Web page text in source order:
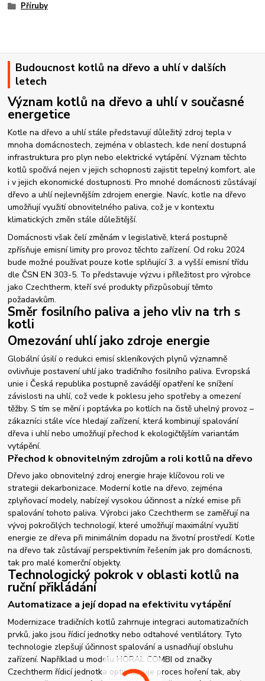
Příruby
Budoucnost kotlů na dřevo a uhlí v dalších
letech
Význam kotlů na dřevo a uhlí v současné
energetice
Kotle na dřevo a uhlí stále představují důležitý zdroj tepla v
mnoha domácnostech, zejména v oblastech, kde není dostupná
infrastruktura pro plyn nebo elektrické vytápění. Význam těchto
kotlů spočívá nejen v jejich schopnosti zajistit tepelný komfort, ale
i v jejich ekonomické dostupnosti. Pro mnohé domácnosti zůstávají
dřevo a uhlí nejlevnějším zdrojem energie. Navíc, kotle na dřevo
umožňují využití obnovitelného paliva, což je v kontextu
klimatických změn stále důležitější.
Domácnosti však čelí změnám v legislativě, která postupně
zpřísňuje emisní limity pro provoz těchto zařízení. Od roku 2024
bude možné používat pouze kotle splňující 3. a vyšší emisní třídu
dle ČSN EN 303-5. To představuje výzvu i příležitost pro výrobce
jako Czechtherm, kteří své produkty přizpůsobují těmto
požadavkům.
Směr fosilního paliva a jeho vliv na trh s
kotli
Omezování uhlí jako zdroje energie
Globální úsilí o redukci emisí skleníkových plynů významně
ovlivňuje postavení uhlí jako tradičního fosilního paliva. Evropská
unie i Česká republika postupně zavádějí opatření ke snížení
závislosti na uhlí, což vede k poklesu jeho spotřeby a omezení
těžby. S tím se mění i poptávka po kotlích na čistě uhelný provoz –
zákazníci stále více hledají zařízení, která kombinují spalování
dřeva i uhlí nebo umožňují přechod k ekologičtějším variantám
vytápění.
Přechod k obnovitelným zdrojům a roli kotlů na dřevo
Dřevo jako obnovitelný zdroj energie hraje klíčovou roli ve
strategii dekarbonizace. Moderní kotle na dřevo, zejména
zplyňovací modely, nabízejí vysokou účinnost a nízké emise při
spalování tohoto paliva. Výrobci jako Czechtherm se zaměřují na
vývoj pokročilých technologií, které umožňují maximální využití
energie ze dřeva při minimálním dopadu na životní prostředí. Kotle
na dřevo tak zůstávají perspektivním řešením jak pro domácnosti,
tak pro malé komerční objekty.
Technologický pokrok v oblasti kotlů na
ruční přikládání
Automatizace a její dopad na efektivitu vytápění
Modernizace tradičních kotlů zahrnuje integraci automatizačních
prvků, jako jsou řídicí jednotky nebo odtahové ventilátory. Tyto
technologie zlepšují účinnost spalování a usnadňují obsluhu
zařízení. Například u modelu HORAL COMBI od značky
Czechtherm řídicí jednotka optimalizuje proces hoření tak, aby